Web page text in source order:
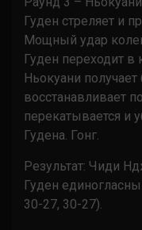
Гуден стреляет и
Мощный удар
Гуден переходит
Ньокуани получает
восстанавливает
перекатывается и
Гудена. Гонг.
Результат: Чиди
Гуден
30-27, 30-27).